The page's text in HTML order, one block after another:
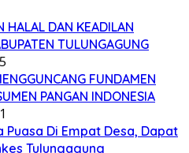
HALAL DAN KEADILAN
TULUNGAGUNG
FUNDAMEN
PANGAN INDONESIA
Puasa Di Empat Desa, Dapat
Tulungagung